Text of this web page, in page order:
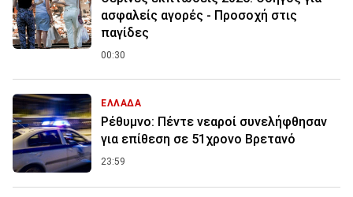
ασφαλείς αγορές - Προσοχή στις
παγίδες
00:30
ΕΛΛΑΔΑ
Ρέθυμνο: Πέντε νεαροί συνελήφθησαν
για επίθεση σε 51χρονο Βρετανό
23:59